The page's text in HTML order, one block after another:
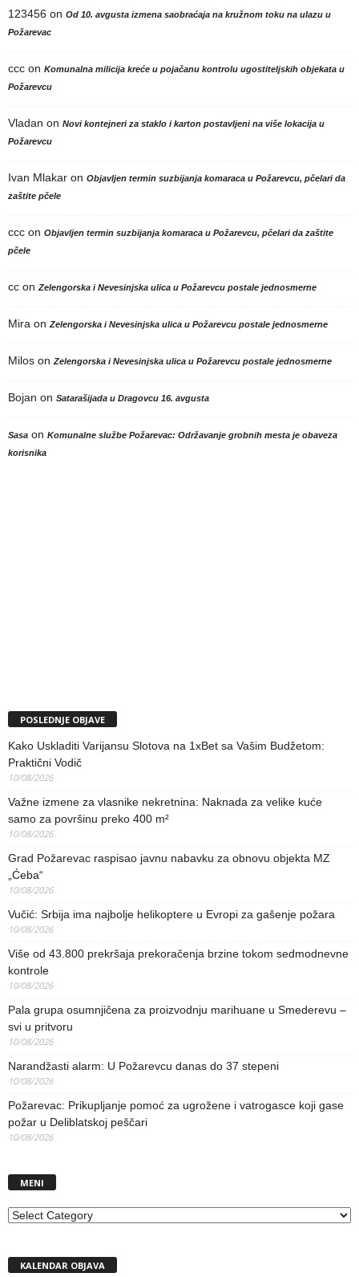
123456 on Od 10. avgusta izmena saobraćaja na kružnom toku na ulazu u
Požarevac
ccc on Komunalna milicija kreće u pojačanu kontrolu ugostiteljskih objekata u
Požarevcu
Vladan on Novi kontejneri za staklo i karton postavljeni na više lokacija u
Požarevcu
Ivan Mlakar on Objavljen termin suzbijanja komaraca u Požarevcu, pčelari da
zaštite pčele
ccc on Objavljen termin suzbijanja komaraca u Požarevcu, pčelari da zaštite
pčele
cc on Zelengorska i Nevesinjska ulica u Požarevcu postale jednosmerne
Mira on Zelengorska i Nevesinjska ulica u Požarevcu postale jednosmerne
Milos on Zelengorska i Nevesinjska ulica u Požarevcu postale jednosmerne
Bojan on Satarašijada u Dragovcu 16. avgusta
Sasa on Komunalne službe Požarevac: Održavanje grobnih mesta je obaveza
korisnika
POSLEDNJE OBJAVE
Kako Uskladiti Varijansu Slotova na 1xBet sa Vašim Budžetom:
Praktični Vodič
10/08/2026
Važne izmene za vlasnike nekretnina: Naknada za velike kuće
samo za površinu preko 400 m²
10/08/2026
Grad Požarevac raspisao javnu nabavku za obnovu objekta MZ
„Ćeba“
10/08/2026
Vučić: Srbija ima najbolje helikoptere u Evropi za gašenje požara
10/08/2026
Više od 43.800 prekršaja prekoračenja brzine tokom sedmodnevne
kontrole
10/08/2026
Pala grupa osumnjičena za proizvodnju marihuane u Smederevu –
svi u pritvoru
10/08/2026
Narandžasti alarm: U Požarevcu danas do 37 stepeni
10/08/2026
Požarevac: Prikupljanje pomoć za ugrožene i vatrogasce koji gase
požar u Deliblatskoj peščari
10/08/2026
MENI
MENI
KALENDAR OBJAVA